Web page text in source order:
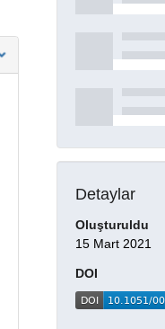
Detaylar
Oluşturuldu
15 Mart 2021
DOI